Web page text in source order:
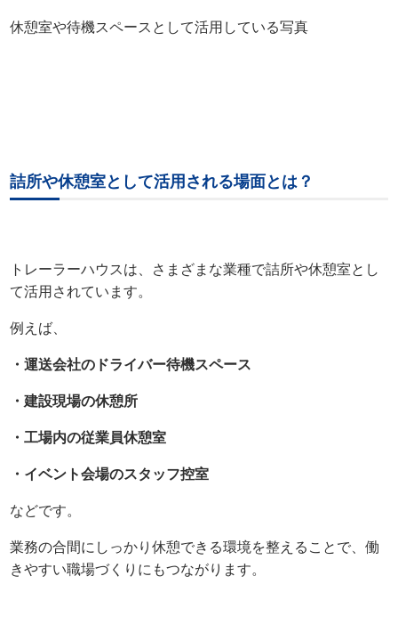
休憩室や待機スペースとして活用している写真
詰所や休憩室として活用される場面とは？
トレーラーハウスは、さまざまな業種で詰所や休憩室とし
て活用されています。
例えば、
・運送会社のドライバー待機スペース
・建設現場の休憩所
・工場内の従業員休憩室
・イベント会場のスタッフ控室
などです。
業務の合間にしっかり休憩できる環境を整えることで、働
きやすい職場づくりにもつながります。